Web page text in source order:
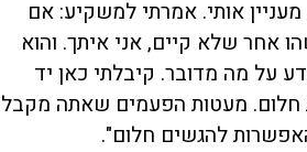
אותי. אמרתי למשקיע: אם
אחר שלא קיים, אני איתך. והוא
על מה מדובר. קיבלתי כאן יד
מעטות הפעמים שאתה מקבל
להגשים חלום".